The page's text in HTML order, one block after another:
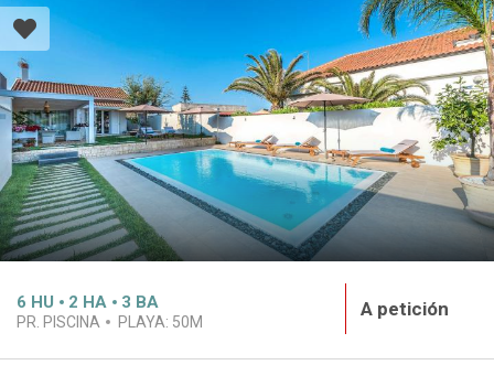
6 HU 2 HA 3 BA
PR. PISCINA PLAYA: 50M
A petición